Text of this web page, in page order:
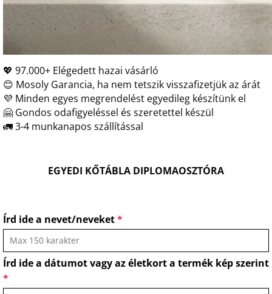
💖 97.000+ Elégedett hazai vásárló
😊 Mosoly Garancia, ha nem tetszik visszafizetjük az árát
💜 Minden egyes megrendelést egyedileg készítünk el
🤗 Gondos odafigyeléssel és szeretettel készül
🚛 3-4 munkanapos szállítással
EGYEDI KŐTÁBLA DIPLOMAOSZTÓRA
Írd ide a nevet/neveket*
Írd ide a dátumot vagy az életkort a termék kép szerint
*